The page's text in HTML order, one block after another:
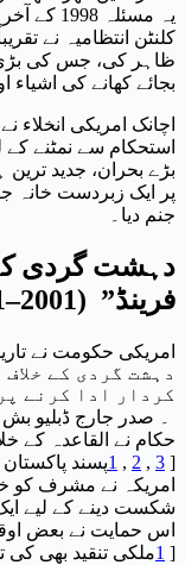
یہ
ظاہر کی، جس کی
بجائے کھانے کی اشیاء
اچانک امریکی انخلاء
استحکام سے نمٹنے کے
بڑے بحران، جدید
پر ایک زبردست خانہ
جنم دیا۔
دہشت گردی
فرینڈ” (2001–2011)
دہشت گردی کے
کردار ادا کرنے
۔ صدر جارج ڈبلیو
حکام نے القاعدہ کے
پسند1 , 2 , 3 ]
امریکہ نے مشرف کو
شکست دینے کے لیے ایک
اس حمایت نے بعض
ملکی تنقید بھی کی1 ]